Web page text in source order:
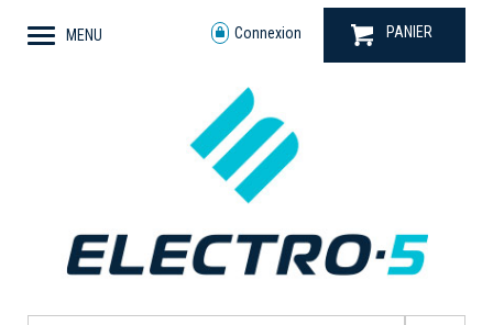
MENU Connexion PANIER